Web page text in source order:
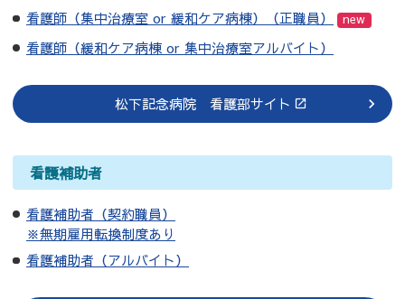
看護師（集中治療室 or 緩和ケア病棟）（正職員） new
看護師（緩和ケア病棟 or 集中治療室アルバイト）
松下記念病院 看護部サイト
看護補助者
看護補助者（契約職員）
※無期雇用転換制度あり
看護補助者（アルバイト）